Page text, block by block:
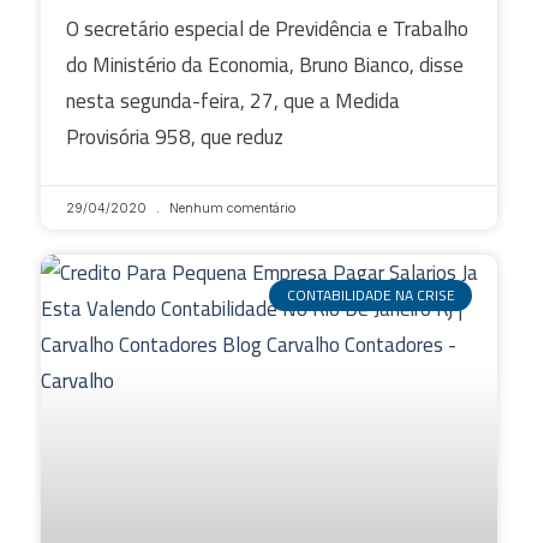
O secretário especial de Previdência e Trabalho
do Ministério da Economia, Bruno Bianco, disse
nesta segunda-feira, 27, que a Medida
Provisória 958, que reduz
29/04/2020 Nenhum comentário
CONTABILIDADE NA CRISE